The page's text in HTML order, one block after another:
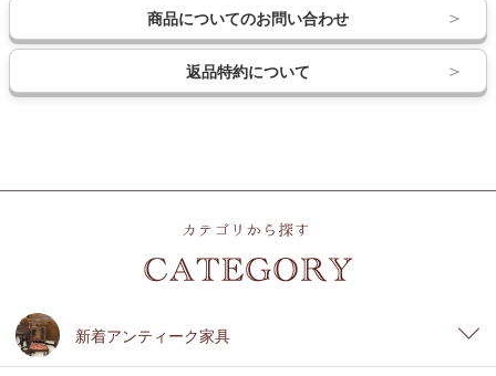
商品についてのお問い合わせ
返品特約について
新着アンティーク家具